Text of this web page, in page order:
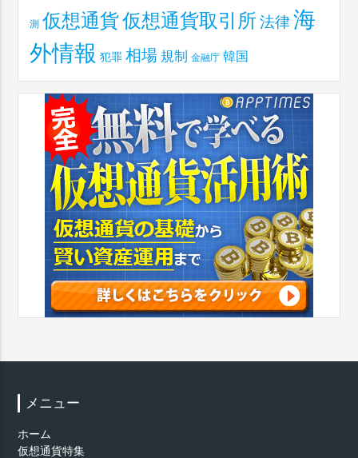
測 仮想通貨仮想通貨取引所 法律 海
外情報 犯罪 相場 規制 金融庁 韓国
メニュー
ホーム
仮想通貨特集